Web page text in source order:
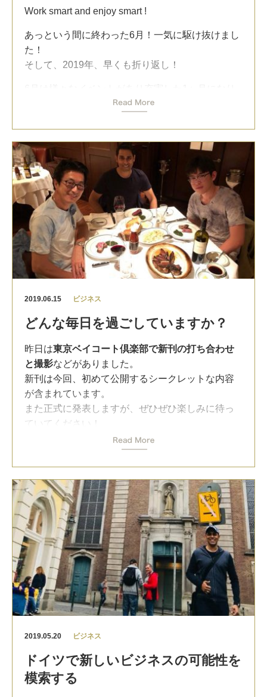
ル企業は日本に生まれません。
また、英語力があるか無いかは個人のライフスタ
イルにも大きな影響を与えます。
2019年の発表では58位。
このランキングをうのみにするのはどうかと思い
ますが、未成年の自殺者数増加やブラック企業問
題など、裏付けるようなニュースに事欠かないの
も事実です。
この側面においても英語は一つの大きな突破口に
なり得ると私は信じています。
日本語しかできない。英語はできない。
という状態はどうしても人の思考が狭くなりがち
れば乗り切れますが、ここから逃げられないとい
でも本当は世界はまだまだ広いし、
人生の可能性は無限大 です。
少しの休みがあれば気軽にハワイへ飛んで美しい
海や空を眺め、リラックスしたり買い物を楽しん
その気になれば移住することもできる。
私の知り合いでもたくさんハワイに住む日本人が
います。
そういった方向に思考の幅を広げてくれるのが英
語力 なのです。
英語力アップの助けとなることで日本のビジネ
ス、プライベート両面の発展に貢献したい。
私はその大きなビジョンを持って英会話スクール
を運営しています。
話)すること、実際に行動起こしてみること
従来のようなペーパーテスト対策中心の勉強やCD
を聞くだけと言うような勉強法では、国際コミニ
Work smart and enjoy smart !
あっという間に終わった6月！一気に駆け抜けまし
た！
そして、2019年、早くも折り返し！
88プロジェクトの大阪でイベント。大阪メンバー
のパワーに感動しました。
それから投資アカデミーの撮影、英語アカデミー
スピークアウトのセミナー、
新刊のプロモーション、ビジネススクールの立ち
上げ収録、モリンガのショップチャネル番組、投
資先の戦略ミーティング、大切な友人達とゴルフ
などなどで感動と楽しい1ヶ月でした！
皆さんに支えられて何よりです。
今年はチャレンジし続けます。
投資してる会社すべて、日本を世界に自慢と貢献
できる会社にします！
をとりました。
昼以降は楽しい戦略ミーティングが4件！
今日は本田健さんと私の新刊のクロスプロモーシ
ョンのインタビュー収録でした！
そして、自分へのご褒美も兼ねて夜からハワイに
「サチンさんはいつも忙しそうですね！」と言わ
れますが、
私は「忙しい」とは思っていません
。
やりたいことと必要なことにフォーカスしてスケ
ジュールをしています。
日々、効率化を考えて、自分のためになることに
フォーカスしています。
自分自身にとっても世の中にとっても、
増やすべきもの
があります。
ビジネスでは、
無駄な経費を減らして、
2019.06.15 ビジネス
どんな毎日を過ごしていますか？
昨日は東京ベイコート倶楽部で新刊の打ち合わせ
と撮影などがありました。
新刊は今回、初めて公開するシークレットな内容
が含まれています。
また正式に発表しますが、ぜひぜひ楽しみに待っ
ていてください！
夜は六本木のウフルギャングステーキで
ディナーしてきました。
自分たちの成長につながる楽しい時間。クオリテ
ィタイムは大切です。
青木さんはもちろん、息子さんもまだ若いのにレ
ベルの高い意見を持っていて、刺激を受けます。
日本の若者たちが、このように大きな志を持ち、
世界を目指していけば、日本は再び世界一の国に
なると思います。
人口減少、超高齢化社会など、日本の前途は必ず
「最近の若者は〜」という思い込みは捨てて、若
い世代の柔軟な発想、考え、情熱を応援したい
2019.05.20 ビジネス
ドイツで新しいビジネスの可能性を
模索する